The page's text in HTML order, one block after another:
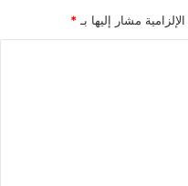
مشار إليها بـ*